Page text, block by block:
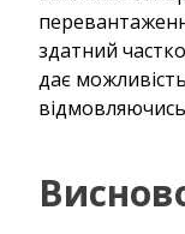
здатний
дає
відмовляючись